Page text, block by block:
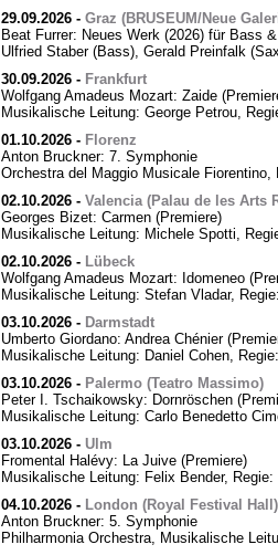
29.09.2026- Graz (BRUSEUM/Neue
Beat Furrer: Neues Werk (2026) für Bass
Ulfried Staber (Bass), Gerald Preinfalk
30.09.2026- Frankfurt
Wolfgang Amadeus Mozart: Zaide
Musikalische Leitung: George Petrou,
01.10.2026- Florenz
Anton Bruckner: 7. Symphonie
Orchestra del Maggio Musicale
02.10.2026- Valencia (Palau de les Arts
Georges Bizet: Carmen (Premiere)
Musikalische Leitung: Michele Spotti,
02.10.2026- Lübeck
Wolfgang Amadeus Mozart: Idomeneo
Musikalische Leitung: Stefan Vladar,
03.10.2026- Darmstadt
Umberto Giordano: Andrea Chénier
Musikalische Leitung: Daniel Cohen,
03.10.2026- Palermo (Teatro Massimo)
Peter I. Tschaikowsky: Dornröschen
Musikalische Leitung: Carlo Benedetto
03.10.2026- Ulm
Fromental Halévy: La Juive (Premiere)
Musikalische Leitung: Felix Bender,
04.10.2026- London (Royal Festival Hall)
Anton Bruckner: 5. Symphonie
Philharmonia Orchestra, Musikalische